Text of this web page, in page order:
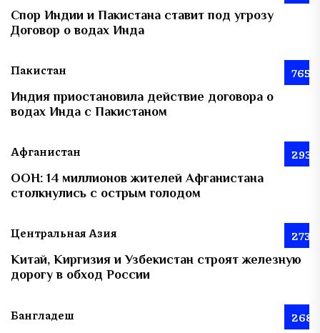
Спор Индии и Пакистана ставит под угрозу
Договор о водах Инда
Пакистан 765
Индия приостановила действие договора о
водах Инда с Пакистаном
Афганистан 293
ООН: 14 миллионов жителей Афганистана
столкнулись с острым голодом
Центральная Азия 273
Китай, Киргизия и Узбекистан строят железную
дорогу в обход России
Бангладеш 268